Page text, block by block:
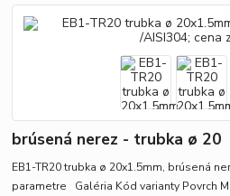
brúsená nerez - trubka ø 20
EB1-TR20 trubka ø 20x1.5mm, brúsená
parametre Galéria Kód varianty Povrch